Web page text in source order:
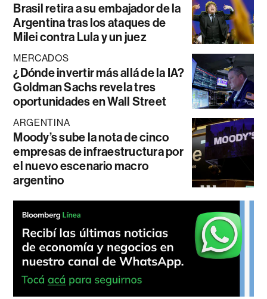
Brasil retira a su embajador de la
Argentina tras los ataques de
Milei contra Lula y un juez
MERCADOS
¿Dónde invertir más allá de la IA?
Goldman Sachs revela tres
oportunidades en Wall Street
ARGENTINA
Moody’s sube la nota de cinco
empresas de infraestructura por
el nuevo escenario macro
argentino